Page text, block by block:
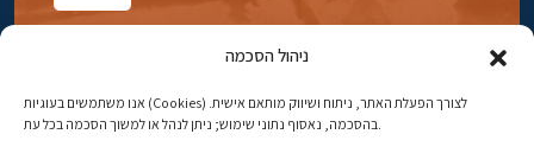
ניהול הסכמה
אנו משתמשים בעוגיות (Cookies) לצורך הפעלת האתר, ניתוח ושיווק מותאם אישית.
בהסכמה, נאסוף נתוני שימוש; ניתן לנהל או למשוך הסכמה בכל עת.
14 Ibn Gabirol Street, Rehavia, Jerusalem